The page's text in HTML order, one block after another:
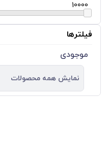
10000
فیلترها
موجودی
نمایش همه محصولات